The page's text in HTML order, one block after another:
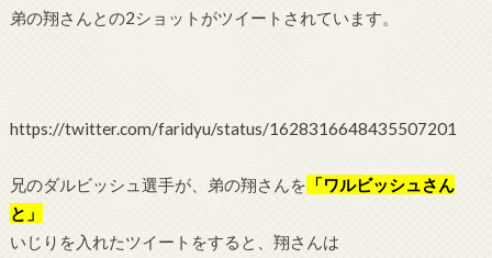
弟の翔さんとの2ショットがツイートされています。
https://twitter.com/faridyu/status/1628316648435507201
兄のダルビッシュ選手が、弟の翔さんを 「ワルビッシュさん
と」
いじりを入れたツイートをすると、翔さんは